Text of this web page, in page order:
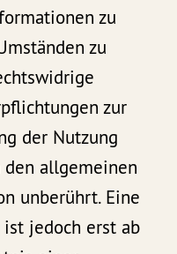
zu
zu
zur
der Nutzung
allgemeinen
unberührt. Eine
jedoch erst ab